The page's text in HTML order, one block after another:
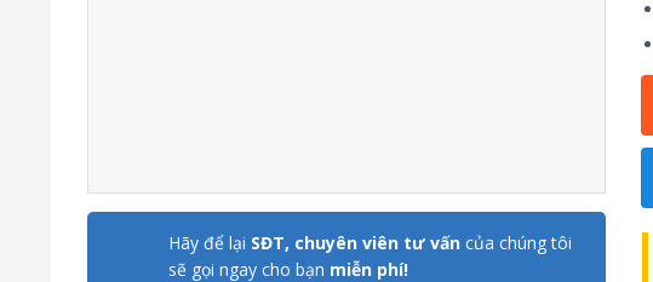
Hãy để lại SĐT, chuyên viên tư vấn của chúng tôi
sẽ gọi ngay cho bạn miễn phí!